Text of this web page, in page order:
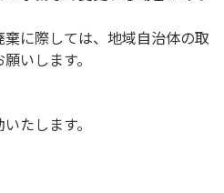
棄に際しては、地域自治体の取
いします。
たします。